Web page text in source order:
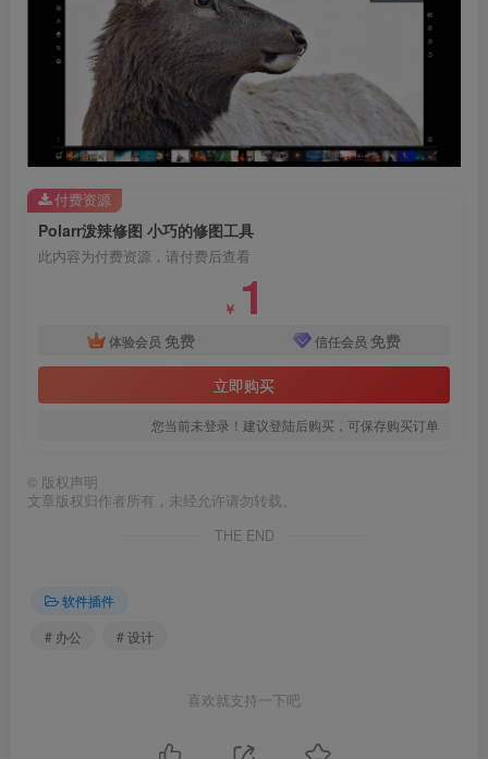
Polarr泼辣修图 小巧的修图工具
此内容为付费资源，请付费后查看
￥ 1
体验会员 免费 信任会员 免费
立即购买
您当前未登录！建议登陆后购买，可保存购买订单
付费资源
© 版权声明
文章版权归作者所有，未经允许请勿转载。
THE END
软件插件
# 办公
# 设计
喜欢就支持一下吧